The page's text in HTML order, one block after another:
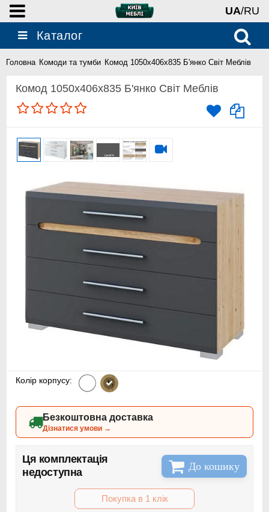
UA/RU
Каталог
Головна Комоди та тумби Комод 1050х406х835 Б'янко Світ Меблів
Комод 1050х406х835 Б'янко Світ Меблів
Колір корпусу:
Безкоштовна доставка
Дізнатися умови →
Ця комплектація
недоступна
До кошику
Покупка в 1 клік